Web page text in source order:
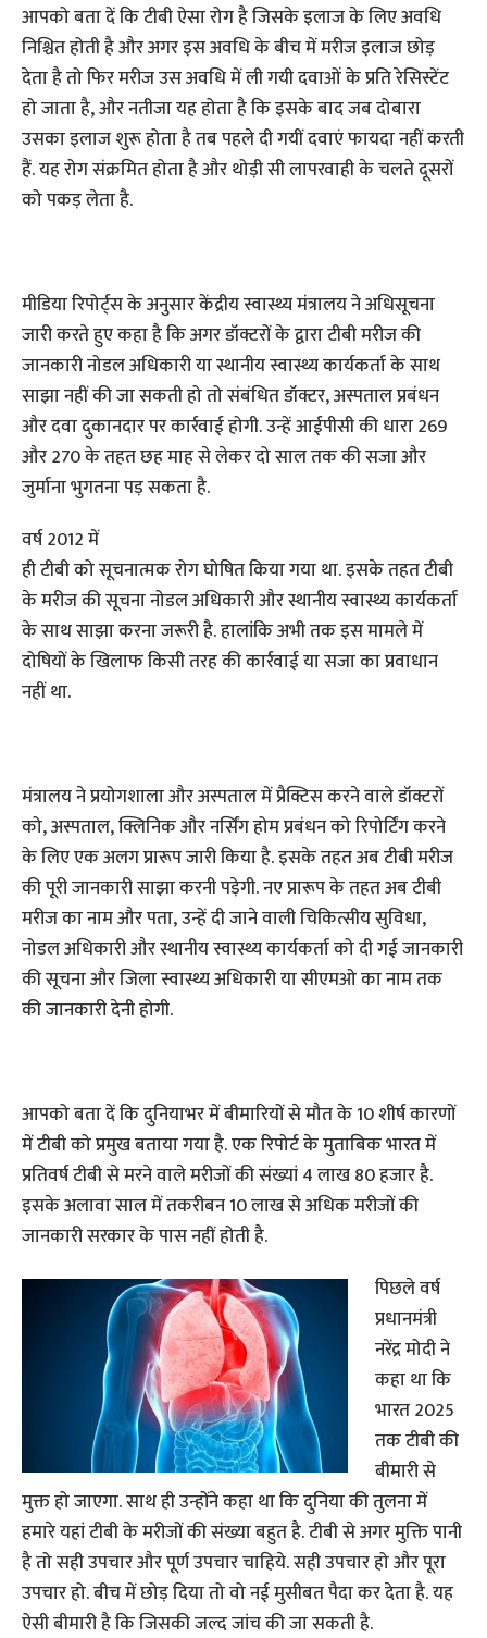
आपको बता दें कि टीबी ऐसा रोग है जिसके इलाज के लिए अवधि
निश्चित होती है और अगर इस अवधि के बीच में मरीज इलाज छोड़
देता है तो फिर मरीज उस अवधि में ली गयी दवाओं के प्रति रेसिस्टेंट
हो जाता है, और नतीजा यह होता है कि इसके बाद जब दोबारा
उसका इलाज शुरू होता है तब पहले दी गयीं दवाएं फायदा नहीं करती
हैं. यह रोग संक्रमित होता है और थोड़ी सी लापरवाही के चलते दूसरों
को पकड़ लेता है.
मीडिया रिपोर्ट्स के अनुसार केंद्रीय स्वास्थ्य मंत्रालय ने अधिसूचना
जारी करते हुए कहा है कि अगर डॉक्टरों के द्वारा टीबी मरीज की
जानकारी नोडल अधिकारी या स्थानीय स्वास्थ्य कार्यकर्ता के साथ
साझा नहीं की जा सकती हो तो संबंधित डॉक्टर, अस्पताल प्रबंधन
और दवा दुकानदार पर कार्रवाई होगी. उन्हें आईपीसी की धारा 269
और 270 के तहत छह माह से लेकर दो साल तक की सजा और
जुर्माना भुगतना पड़ सकता है.
वर्ष 2012 में
ही टीबी को सूचनात्मक रोग घोषित किया गया था. इसके तहत टीबी
के मरीज की सूचना नोडल अधिकारी और स्थानीय स्वास्थ्य कार्यकर्ता
के साथ साझा करना जरूरी है. हालांकि अभी तक इस मामले में
दोषियों के खिलाफ किसी तरह की कार्रवाई या सजा का प्रवाधान
नहीं था.
मंत्रालय ने प्रयोगशाला और अस्पताल में प्रैक्टिस करने वाले डॉक्टरों
को, अस्पताल, क्लिनिक और नर्सिंग होम प्रबंधन को रिपोर्टिंग करने
के लिए एक अलग प्रारूप जारी किया है. इसके तहत अब टीबी मरीज
की पूरी जानकारी साझा करनी पड़ेगी. नए प्रारूप के तहत अब टीबी
मरीज का नाम और पता, उन्हें दी जाने वाली चिकित्सीय सुविधा,
नोडल अधिकारी और स्थानीय स्वास्थ्य कार्यकर्ता को दी गई जानकारी
की सूचना और जिला स्वास्थ्य अधिकारी या सीएमओ का नाम तक
की जानकारी देनी होगी.
आपको बता दें कि दुनियाभर में बीमारियों से मौत के 10 शीर्ष कारणों
में टीबी को प्रमुख बताया गया है. एक रिपोर्ट के मुताबिक भारत में
प्रतिवर्ष टीबी से मरने वाले मरीजों की संख्यां 4 लाख 80 हजार है.
इसके अलावा साल में तकरीबन 10 लाख से अधिक मरीजों की
जानकारी सरकार के पास नहीं होती है.
पिछले वर्ष
प्रधानमंत्री
नरेंद्र मोदी ने
कहा था कि
भारत 2025
तक टीबी की
बीमारी से
मुक्त हो जाएगा. साथ ही उन्होंने कहा था कि दुनिया की तुलना में
हमारे यहां टीबी के मरीजों की संख्या बहुत है. टीबी से अगर मुक्ति पानी
है तो सही उपचार और पूर्ण उपचार चाहिये. सही उपचार हो और पूरा
उपचार हो. बीच में छोड़ दिया तो वो नई मुसीबत पैदा कर देता है. यह
ऐसी बीमारी है कि जिसकी जल्द जांच की जा सकती है.